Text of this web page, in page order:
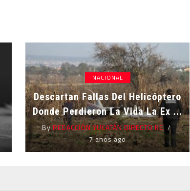
NACIONAL
Descartan Fallas Del Helicóptero
Donde Perdieron La Vida La Ex ...
ByREDACCIÓN YUCATÁN DIRECTO KE
7 años ago